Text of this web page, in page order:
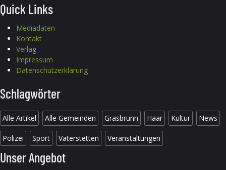
Quick Links
Mediadaten
Kontakt
Verlag
Impressum
Datenschutzerklärung
Schlagwörter
Alle Artikel Alle Gemeinden Grasbrunn Haar Kultur News
Polizei Sport Vaterstetten Veranstaltungen
Unser Angebot